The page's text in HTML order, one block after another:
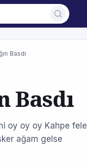
Basdı
Basdı
mi oy oy oy Kahpe
ağam gelse